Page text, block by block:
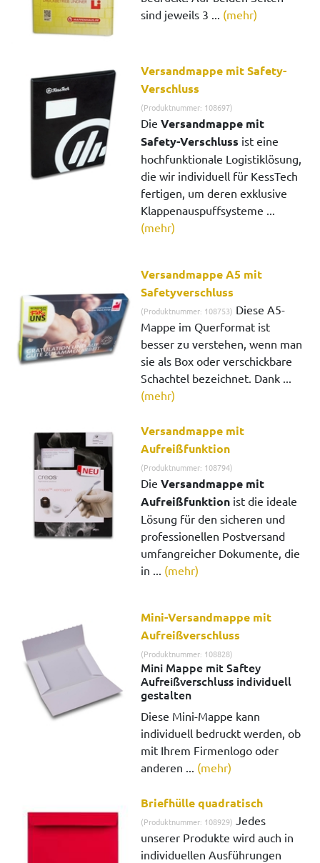
sind jeweils 3 ... (mehr)
Versandmappe mit Safety-
Verschluss
(Produktnummer: 108697)
DieVersandmappe mit
Safety-Verschluss ist eine
hochfunktionale Logistiklösung,
die wir individuell für KessTech
fertigen, um deren exklusive
Klappenauspuffsysteme ...
(mehr)
Versandmappe A5 mit
Safetyverschluss
(Produktnummer: 108753) Diese A5-
Mappe im Querformat ist
besser zu verstehen, wenn man
sie als Box oder verschickbare
Schachtel bezeichnet. Dank ...
(mehr)
Versandmappe mit
Aufreißfunktion
(Produktnummer: 108794)
DieVersandmappe mit
Aufreißfunktion ist die ideale
Lösung für den sicheren und
professionellen Postversand
umfangreicher Dokumente, die
in ... (mehr)
Mini-Versandmappe mit
Aufreißverschluss
(Produktnummer: 108828)
Mini Mappe mit Saftey
Aufreißverschluss individuell
gestalten
Diese Mini-Mappe kann
individuell bedruckt werden, ob
mit Ihrem Firmenlogo oder
anderen ... (mehr)
Briefhülle quadratisch
(Produktnummer: 108929) Jedes
unserer Produkte wird auch in
individuellen Ausführungen